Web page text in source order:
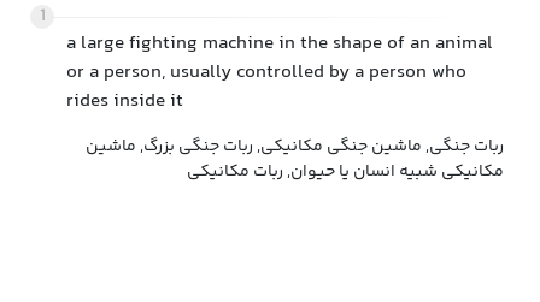
1
a large fighting machine in the shape of an animal
or a person, usually controlled by a person who
rides inside it
ربات جنگی, ماشین جنگی مکانیکی, ربات جنگی بزرگ, ماشین
مکانیکی شبیه انسان یا حیوان, ربات مکانیکی